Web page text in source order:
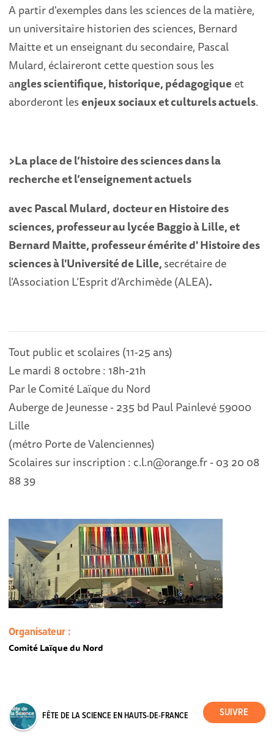
A partir d'exemples dans les sciences de la matière,
un universitaire historien des sciences, Bernard
Maitte et un enseignant du secondaire, Pascal
Mulard, éclaireront cette question sous les
angles scientifique, historique, pédagogique et
aborderont lesenjeux sociaux et culturels actuels.
>La place de l’histoire des sciences dans la
recherche et l’enseignement actuels
avecPascal Mulard,docteur en Histoire des
sciences, professeur au lycée Baggio à Lille,et
Bernard Maitte,professeur émérite d' Histoire des
sciences à l'Université de Lille,secrétaire de
l’Association L’Esprit d’Archimède (ALEA).
Tout public et scolaires (11-25 ans)
Le mardi 8 octobre : 18h-21h
Par le Comité Laïque du Nord
Auberge de Jeunesse - 235 bd Paul Painlevé 59000
Lille
(métro Porte de Valenciennes)
Scolaires sur inscription : c.l.n@orange.fr - 03 20 08
88 39
Organisateur :
Comité Laïque du Nord
FÊTE DE LA SCIENCE EN HAUTS-DE-FRANCE